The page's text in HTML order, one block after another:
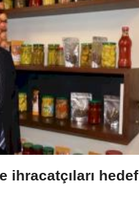
ihracatçıları hedef